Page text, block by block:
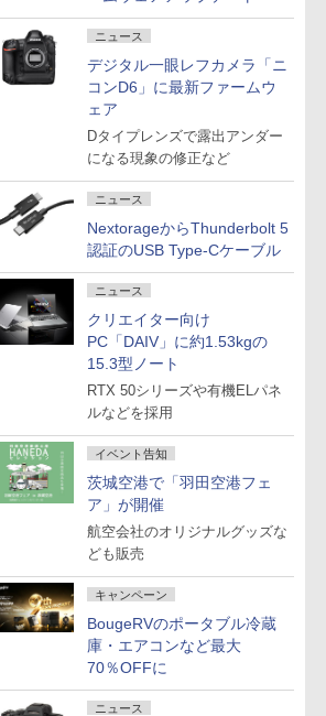
ニュース
デジタル一眼レフカメラ「ニ
コンD6」に最新ファームウ
ェア
Dタイプレンズで露出アンダー
になる現象の修正など
ニュース
NextorageからThunderbolt 5
認証のUSB Type-Cケーブル
ニュース
クリエイター向け
PC「DAIV」に約1.53kgの
15.3型ノート
RTX 50シリーズや有機ELパネ
ルなどを採用
イベント告知
茨城空港で「羽田空港フェ
ア」が開催
航空会社のオリジナルグッズな
ども販売
キャンペーン
BougeRVのポータブル冷蔵
庫・エアコンなど最大
70％OFFに
ニュース